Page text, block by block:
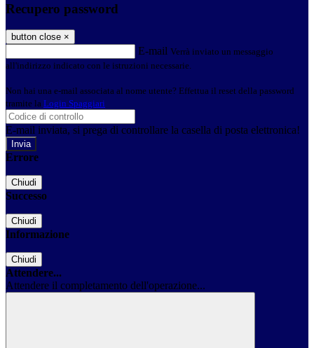
Recupero password
button close ×
E-mail Verrà inviato un messaggio
all'indirizzo indicato con le istruzioni necessarie.
Non hai una e-mail associata al nome utente? Effettua il reset della password
tramite la Login Spaggiari
E-mail inviata, si prega di controllare la casella di posta elettronica!
Errore
Chiudi
Successo
Chiudi
Informazione
Chiudi
Attendere...
Attendere il completamento dell'operazione...